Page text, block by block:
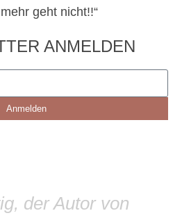
geht nicht!!“
ANMELDEN
Anmelden
der Autor von